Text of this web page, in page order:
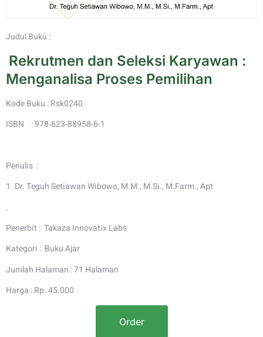
Judul Buku :
Rekrutmen dan Seleksi Karyawan :
Menganalisa Proses Pemilihan
Kode Buku : Rsk0240
ISBN : 978-623-88958-6-1
Penulis :
1. Dr. Teguh Setiawan Wibowo, M.M., M.Si., M.Farm., Apt
.
Penerbit : Takaza Innovatix Labs
Kategori : Buku Ajar
Jumlah Halaman : 71 Halaman
Harga : Rp. 45.000
Order